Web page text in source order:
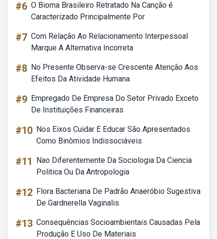
#6 O Bioma Brasileiro Retratado Na Canção é
Caracterizado Principalmente Por
#7 Com Relação Ao Relacionamento Interpessoal
Marque A Alternativa Incorreta
#8 No Presente Observa-se Crescente Atenção Aos
Efeitos Da Atividade Humana
#9 Empregado De Empresa Do Setor Privado Exceto
De Instituições Financeiras
#10 Nos Eixos Cuidar E Educar São Apresentados
Como Binômios Indissociáveis
#11
Nao Diferentemente Da Sociologia Da Ciencia
Politica Ou Da Antropologia
#12 Flora Bacteriana De Padrão Anaeróbio Sugestiva
De Gardnerella Vaginalis
#13 Consequências Socioambientais Causadas Pela
Produção E Uso De Materiais